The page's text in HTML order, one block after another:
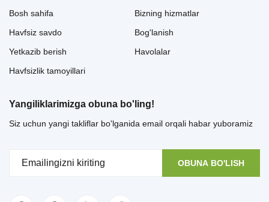
Bosh sahifa
Havfsiz savdo
Yetkazib berish
Havfsizlik tamoyillari
Bizning hizmatlar
Bog'lanish
Havolalar
Yangiliklarimizga obuna bo'ling!
Siz uchun yangi takliflar bo'lganida email orqali habar yuboramiz
OBUNA BO'LISH